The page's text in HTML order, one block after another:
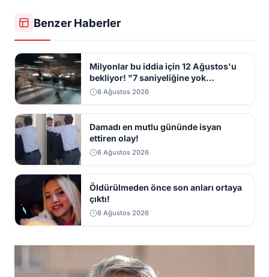
Benzer Haberler
Milyonlar bu iddia için 12 Ağustos'u
bekliyor! "7 saniyeliğine yok
kaybolacak"
6 Ağustos 2026
Damadı en mutlu gününde isyan
ettiren olay!
6 Ağustos 2026
Öldürülmeden önce son anları ortaya
çıktı!
6 Ağustos 2026